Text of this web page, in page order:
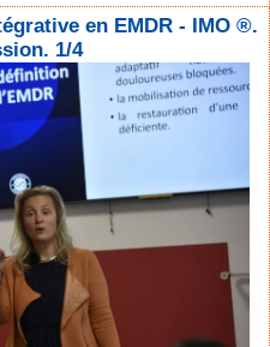
en EMDR - IMO ®.
1/4